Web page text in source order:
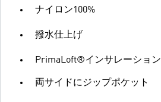
ナイロン100%
撥水仕上げ
PrimaLoft®インサレーション
両サイドにジップポケット